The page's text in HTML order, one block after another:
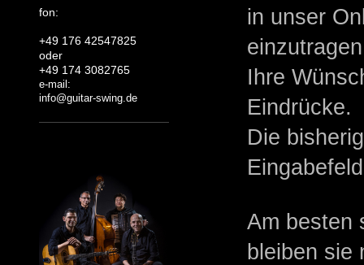
in unser
Ihre
Eindrücke.
Die
Am besten
bleiben sie
fon:
+49 176 42547825
oder
+49 174 3082765
e-mail:
info@guitar-swing.de